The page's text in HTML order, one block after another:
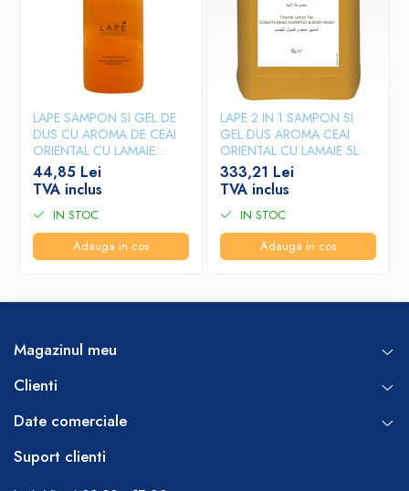
LAPE SAMPON SI GEL DE
DUS CU AROMA DE CEAI
ORIENTAL CU LAMAIE
300ML
44,85 Lei
TVA inclus
IN STOC
Adauga in cos
LAPE 2 IN 1 SAMPON SI
GEL DUS AROMA CEAI
ORIENTAL CU LAMAIE 5L
333,21 Lei
TVA inclus
IN STOC
Adauga in cos
Magazinul meu
Clienti
Date comerciale
Suport clienti